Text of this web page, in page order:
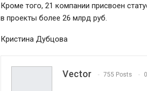
Кроме того, 21 компании присвоен
в проекты более 26 млрд руб.
Кристина Дубцова
Vector 755 Posts